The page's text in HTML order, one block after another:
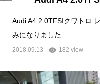
Audi A4 2.0TFSIクワトロ.
みになりました…
2018.09.13 182 view